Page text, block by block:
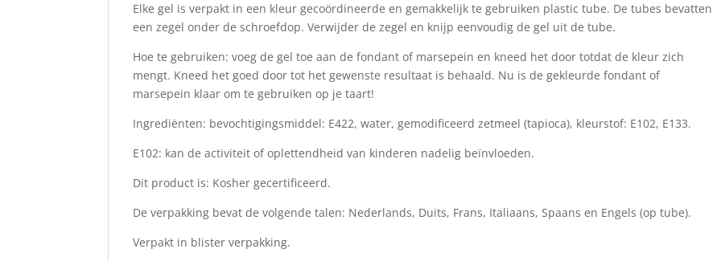
Elke gel is verpakt in een kleur gecoördineerde en gemakkelijk te gebruiken plastic tube. De tubes bevatten
een zegel onder de schroefdop. Verwijder de zegel en knijp eenvoudig de gel uit de tube.
Hoe te gebruiken: voeg de gel toe aan de fondant of marsepein en kneed het door totdat de kleur zich
mengt. Kneed het goed door tot het gewenste resultaat is behaald. Nu is de gekleurde fondant of
marsepein klaar om te gebruiken op je taart!
Ingrediënten: bevochtigingsmiddel: E422, water, gemodificeerd zetmeel (tapioca), kleurstof: E102, E133.
E102: kan de activiteit of oplettendheid van kinderen nadelig beïnvloeden.
Dit product is: Kosher gecertificeerd.
De verpakking bevat de volgende talen: Nederlands, Duits, Frans, Italiaans, Spaans en Engels (op tube).
Verpakt in blister verpakking.